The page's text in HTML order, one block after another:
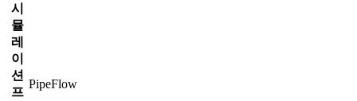
시
뮬
레
이
션
프
PipeFlow